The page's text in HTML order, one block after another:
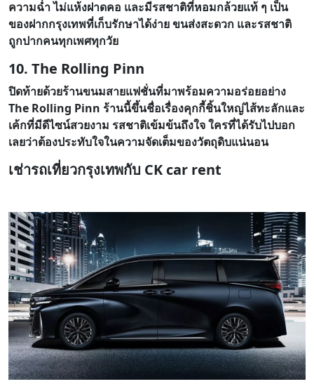
ความฉ่ำ ไม่แห้งฝาดคอ และมีรสชาติที่หอมกล้วยแท้ ๆ เป็น
ของฝากกรุงเทพที่เก็บรักษาได้ง่าย ขนส่งสะดวก และรสชาติ
ถูกปากคนทุกเพศทุกวัย
10. The Rolling Pinn
ปิดท้ายด้วยร้านขนมสายแฟชั่นที่มาพร้อมความอร่อยอย่าง
The Rolling Pinn ร้านนี้ขึ้นชื่อเรื่องคุกกี้ชิ้นใหญ่ไส้ทะลักและ
เค้กที่มีดีไซน์สวยงาม รสชาติเข้มข้นถึงใจ ใครที่ได้รับไปบอก
เลยว่าต้องประทับใจในความจัดเต็มของวัตถุดิบแน่นอน
เช่ารถเที่ยวกรุงเทพกับ CK car rent